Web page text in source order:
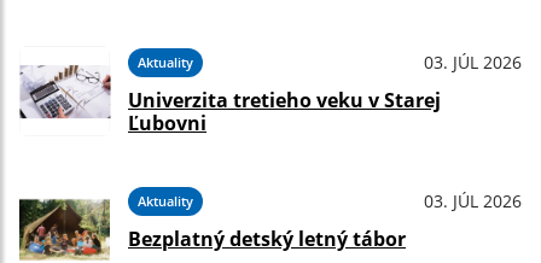
Aktuality 03. JÚL 2026
Univerzita tretieho veku v Starej
Ľubovni
Aktuality 03. JÚL 2026
Bezplatný detský letný tábor